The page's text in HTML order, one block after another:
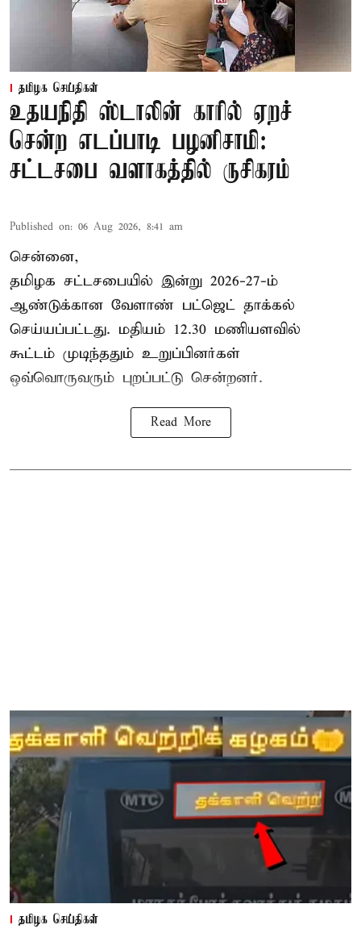
தமிழக செய்திகள்
உதயநிதி ஸ்டாலின் காரில் ஏறச்
சென்ற எடப்பாடி பழனிசாமி:
சட்டசபை வளாகத்தில் ருசிகரம்
Published on: 06 Aug 2026, 8:41 am
சென்னை,
தமிழக சட்டசபையில் இன்று 2026-27-ம்
ஆண்டுக்கான வேளாண் பட்ஜெட் தாக்கல்
செய்யப்பட்டது. மதியம் 12.30 மணியளவில்
கூட்டம் முடிந்ததும் உறுப்பினர்கள்
ஒவ்வொருவரும் புறப்பட்டு சென்றனர்.
Read More
தமிழக செய்திகள்